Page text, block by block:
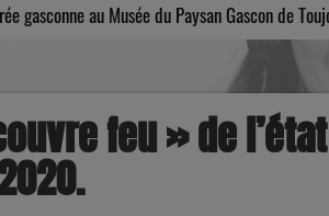
Gers: Une soirée gasconne au
feu » de l’état